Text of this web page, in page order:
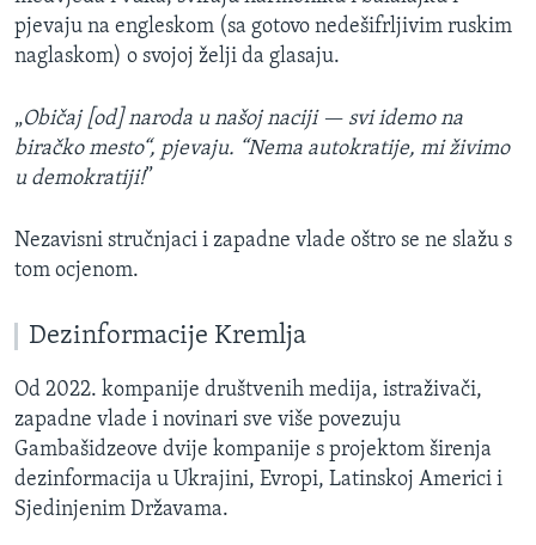
pjevaju na engleskom (sa gotovo nedešifrljivim ruskim
naglaskom) o svojoj želji da glasaju.
„Običaj [od] naroda u našoj naciji — svi idemo na
biračko mesto“, pjevaju. “Nema autokratije, mi živimo
u demokratiji!”
Nezavisni stručnjaci i zapadne vlade oštro se ne slažu s
tom ocjenom.
Dezinformacije Kremlja
Od 2022. kompanije društvenih medija, istraživači,
zapadne vlade i novinari sve više povezuju
Gambašidzeove dvije kompanije s projektom širenja
dezinformacija u Ukrajini, Evropi, Latinskoj Americi i
Sjedinjenim Državama.